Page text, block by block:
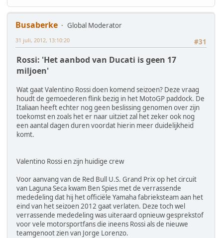
Busaberke
Global Moderator
#31
31 juli, 2012, 13:10:20
Rossi: 'Het aanbod van Ducati is geen 17
miljoen'
Wat gaat Valentino Rossi doen komend seizoen? Deze vraag
houdt de gemoederen flink bezig in het MotoGP paddock. De
Italiaan heeft echter nog geen beslissing genomen over zijn
toekomst en zoals het er naar uitziet zal het zeker ook nog
een aantal dagen duren voordat hierin meer duidelijkheid
komt.
Valentino Rossi en zijn huidige crew
Voor aanvang van de Red Bull U.S. Grand Prix op het circuit
van Laguna Seca kwam Ben Spies met de verrassende
mededeling dat hij het officiële Yamaha fabrieksteam aan het
eind van het seizoen 2012 gaat verlaten. Deze toch wel
verrassende mededeling was uiteraard opnieuw gesprekstof
voor vele motorsportfans die ineens Rossi als de nieuwe
teamgenoot zien van Jorge Lorenzo.